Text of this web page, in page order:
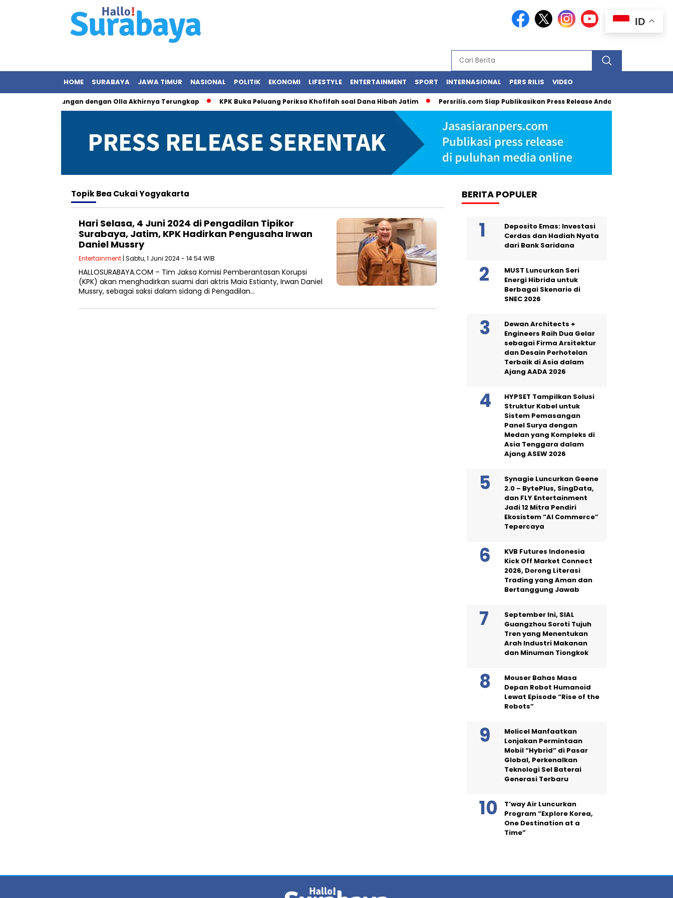
HOME SURABAYA JAWA TIMUR NASIONAL POLITIK EKONOMI LIFESTYLE ENTERTAINMENT SPORT INTERNASIONAL PERS RILIS VIDEO
Status Hubungan dengan Olla Akhirnya Terungkap KPK Buka Peluang Periksa Khofifah soal Dana Hibah Jatim Persrilis.com Siap Publikasikan Press Release Anda, Jika Ingin Tampil
TopikBea Cukai Yogyakarta
Hari Selasa, 4 Juni 2024 di Pengadilan Tipikor
Surabaya, Jatim, KPK Hadirkan Pengusaha Irwan
Daniel Mussry
Entertainment | Sabtu, 1 Juni 2024 - 14:54 WIB
HALLOSURABAYA.COM – Tim Jaksa Komisi Pemberantasan Korupsi
(KPK) akan menghadirkan suami dari aktris Maia Estianty, Irwan Daniel
Mussry, sebagai saksi dalam sidang di Pengadilan…
BERITA POPULER
Deposito Emas: Investasi
Cerdas dan Hadiah Nyata
dari Bank Saridana
MUST Luncurkan Seri
Energi Hibrida untuk
Berbagai Skenario di
SNEC 2026
Dewan Architects +
Engineers Raih Dua Gelar
sebagai Firma Arsitektur
dan Desain Perhotelan
Terbaik di Asia dalam
Ajang AADA 2026
HYPSET Tampilkan Solusi
Struktur Kabel untuk
Sistem Pemasangan
Panel Surya dengan
Medan yang Kompleks di
Asia Tenggara dalam
Ajang ASEW 2026
Synagie Luncurkan Geene
2.0 – BytePlus, SingData,
dan FLY Entertainment
Jadi 12 Mitra Pendiri
Ekosistem “AI Commerce”
Tepercaya
KVB Futures Indonesia
Kick Off Market Connect
2026, Dorong Literasi
Trading yang Aman dan
Bertanggung Jawab
September Ini, SIAL
Guangzhou Soroti Tujuh
Tren yang Menentukan
Arah Industri Makanan
dan Minuman Tiongkok
Mouser Bahas Masa
Depan Robot Humanoid
Lewat Episode “Rise of the
Robots”
Molicel Manfaatkan
Lonjakan Permintaan
Mobil “Hybrid” di Pasar
Global, Perkenalkan
Teknologi Sel Baterai
Generasi Terbaru
T’way Air Luncurkan
Program “Explore Korea,
One Destination at a
Time”
ID